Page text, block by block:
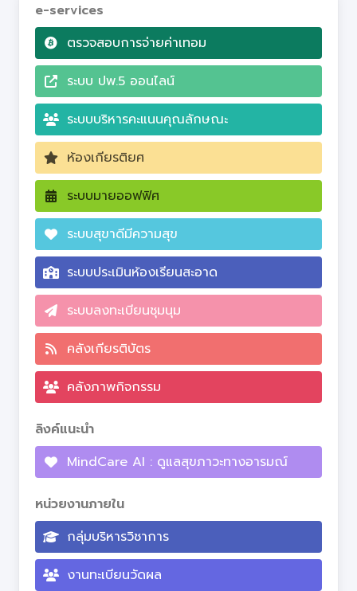
e-services
ตรวจสอบการจ่ายค่าเทอม
ระบบ ปพ.5 ออนไลน์
ระบบบริหารคะแนนคุณลักษณะ
ห้องเกียรติยศ
ระบบมายออฟฟิศ
ระบบสุขาดีมีความสุข
ระบบประเมินห้องเรียนสะอาด
ระบบลงทะเบียนชุมนุม
คลังเกียรติบัตร
คลังภาพกิจกรรม
ลิงค์แนะนำ
MindCare AI : ดูแลสุขภาวะทางอารมณ์
หน่วยงานภายใน
กลุ่มบริหารวิชาการ
งานทะเบียนวัดผล